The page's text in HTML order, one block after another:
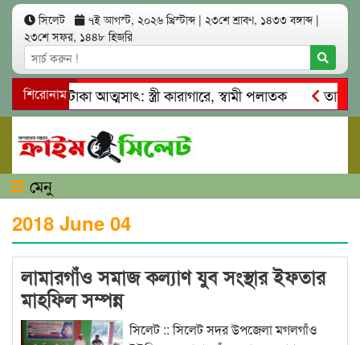
সিলেট ৭ই আগস্ট, ২০২৬ খ্রিস্টাব্দ | ২৩শে শ্রাবণ, ১৪৩৩ বঙ্গাব্দ |
২৩শে সফর, ১৪৪৮ হিজরি
শিরোনাম
কোটি টাকা আত্মসাৎ: স্ত্রী কারাগারে, স্বামী পলাতক
ও শ্রমিকদের মারধর
নগরীতে কোটি টাকার সম্পত্তি দখলের
মেনু
2018 June 04
লামারগাঁও সমাজ কল্যাণ যুব সংস্থার ইফতার
মাহফিল সম্পন্ন
সিলেট :: সিলেট সদর উপজেলা মগলগাঁও